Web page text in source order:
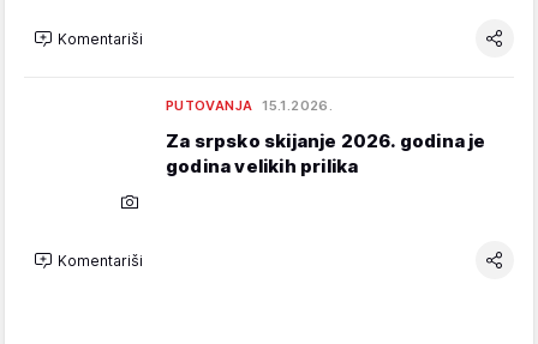
Komentariši
PUTOVANJA 15.1.2026.
Za srpsko skijanje 2026. godina je
godina velikih prilika
Komentariši